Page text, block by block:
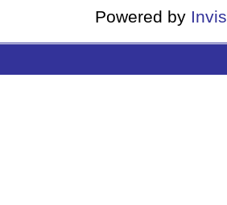
Powered by